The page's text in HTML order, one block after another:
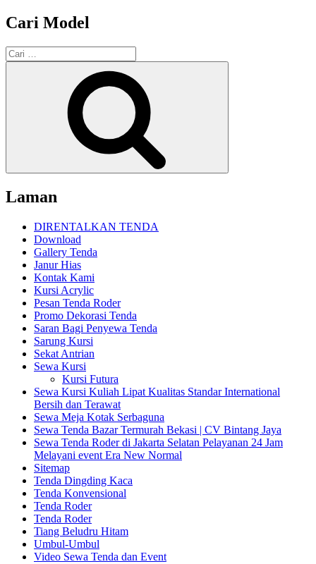
Cari Model
Pencarian
untuk:
Laman
DIRENTALKAN TENDA
Download
Gallery Tenda
Janur Hias
Kontak Kami
Kursi Acrylic
Pesan Tenda Roder
Promo Dekorasi Tenda
Saran Bagi Penyewa Tenda
Sarung Kursi
Sekat Antrian
Sewa Kursi
Kursi Futura
Sewa Kursi Kuliah Lipat Kualitas Standar International
Bersih dan Terawat
Sewa Meja Kotak Serbaguna
Sewa Tenda Bazar Termurah Bekasi | CV Bintang Jaya
Sewa Tenda Roder di Jakarta Selatan Pelayanan 24 Jam
Melayani event Era New Normal
Sitemap
Tenda Dingding Kaca
Tenda Konvensional
Tenda Roder
Tenda Roder
Tiang Beludru Hitam
Umbul-Umbul
Video Sewa Tenda dan Event